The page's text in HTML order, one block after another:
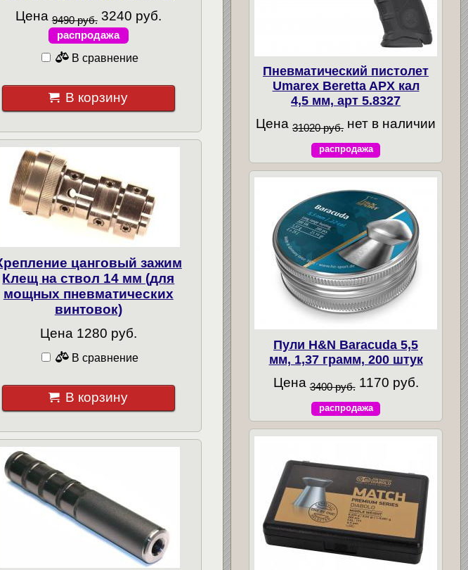
Цена 9490 руб. 3240 руб.
распродажа
В сравнение
В корзину
цанговый зажим
Клещ на ствол 14 мм (для
мощных пневматических
винтовок)
Цена 1280 руб.
В сравнение
В корзину
Пневматический пистолет
Umarex Beretta APX кал
4,5 мм, арт 5.8327
Цена31020 руб. нет в наличии
распродажа
Пули H&N Baracuda 5,5
мм, 1,37 грамм, 200 штук
Цена 3400 руб. 1170 руб.
распродажа